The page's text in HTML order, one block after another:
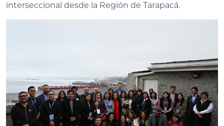
interseccional desde la Región de Tarapacá.